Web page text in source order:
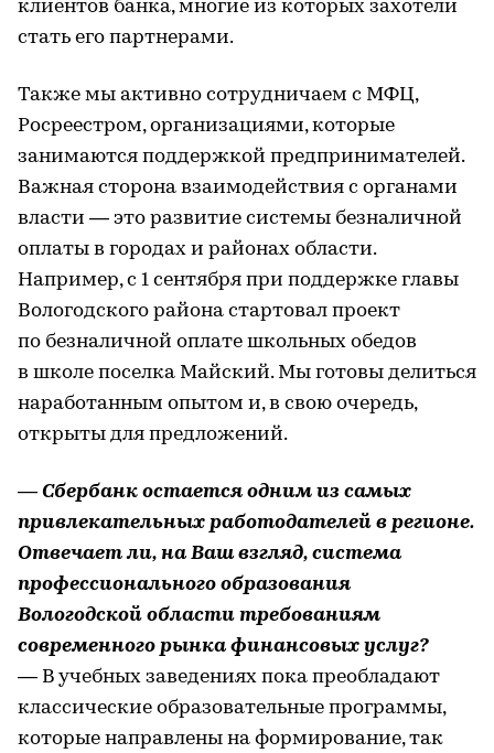
клиентов банка, многие из которых захотели
стать его партнерами.
Также мы активно сотрудничаем с МФЦ,
Росреестром, организациями, которые
занимаются поддержкой предпринимателей.
Важная сторона взаимодействия с органами
власти — это развитие системы безналичной
оплаты в городах и районах области.
Например, с 1 сентября при поддержке главы
Вологодского района стартовал проект
по безналичной оплате школьных обедов
в школе поселка Майский. Мы готовы делиться
наработанным опытом и, в свою очередь,
открыты для предложений.
— Сбербанк остается одним из самых
привлекательных работодателей в регионе.
Отвечает ли, на Ваш взгляд, система
профессионального образования
Вологодской области требованиям
современного рынка финансовых услуг?
— В учебных заведениях пока преобладают
классические образовательные программы,
которые направлены на формирование, так